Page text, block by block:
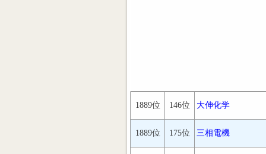
1889位 146位 大伸化学
1889位 175位 三相電機